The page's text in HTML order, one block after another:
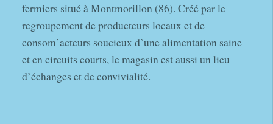
fermiers situé à Montmorillon (86). Créé par le
regroupement de producteurs locaux et de
consom’acteurs soucieux d’une alimentation saine
et en circuits courts, le magasin est aussi un lieu
d’échanges et de convivialité.